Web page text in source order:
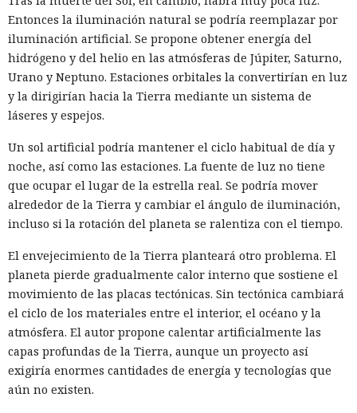
Entonces la iluminación natural se podría reemplazar por
iluminación artificial. Se propone obtener energía del
hidrógeno y del helio en las atmósferas de Júpiter, Saturno,
Urano y Neptuno. Estaciones orbitales la convertirían en luz
y la dirigirían hacia la Tierra mediante un sistema de
láseres y espejos.
Un sol artificial podría mantener el ciclo habitual de día y
noche, así como las estaciones. La fuente de luz no tiene
que ocupar el lugar de la estrella real. Se podría mover
alrededor de la Tierra y cambiar el ángulo de iluminación,
incluso si la rotación del planeta se ralentiza con el tiempo.
El envejecimiento de la Tierra planteará otro problema. El
planeta pierde gradualmente calor interno que sostiene el
movimiento de las placas tectónicas. Sin tectónica cambiará
el ciclo de los materiales entre el interior, el océano y la
atmósfera. El autor propone calentar artificialmente las
capas profundas de la Tierra, aunque un proyecto así
exigiría enormes cantidades de energía y tecnologías que
aún no existen.